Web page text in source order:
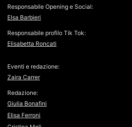
Responsabile Opening e Social:
Elsa Barbieri
Responsabile profilo Tik Tok:
Elisabetta Roncati
Eventi e redazione:
Zaira Carrer
Redazione:
Giulia Bonafini
Elisa Ferroni